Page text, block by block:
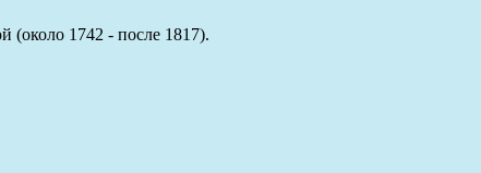
(около 1742 - после 1817).